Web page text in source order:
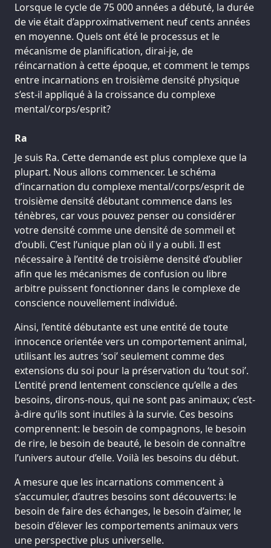
Lorsque le cycle de 75 000 années a débuté, la durée
de vie était d’approximativement neuf cents années
en moyenne. Quels ont été le processus et le
mécanisme de planification, dirai-je, de
réincarnation à cette époque, et comment le temps
entre incarnations en troisième densité physique
s’est-il appliqué à la croissance du complexe
mental/corps/esprit?
Ra
Je suis Ra. Cette demande est plus complexe que la
plupart. Nous allons commencer. Le schéma
d’incarnation du complexe mental/corps/esprit de
troisième densité débutant commence dans les
ténèbres, car vous pouvez penser ou considérer
votre densité comme une densité de sommeil et
d’oubli. C’est l’unique plan où il y a oubli. Il est
nécessaire à l’entité de troisième densité d’oublier
afin que les mécanismes de confusion ou libre
arbitre puissent fonctionner dans le complexe de
conscience nouvellement individué.
Ainsi, l’entité débutante est une entité de toute
innocence orientée vers un comportement animal,
utilisant les autres ‘soi’ seulement comme des
extensions du soi pour la préservation du ‘tout soi’.
L’entité prend lentement conscience qu’elle a des
besoins, dirons-nous, qui ne sont pas animaux; c’est-
à-dire qu’ils sont inutiles à la survie. Ces besoins
comprennent: le besoin de compagnons, le besoin
de rire, le besoin de beauté, le besoin de connaître
l’univers autour d’elle. Voilà les besoins du début.
A mesure que les incarnations commencent à
s’accumuler, d’autres besoins sont découverts: le
besoin de faire des échanges, le besoin d’aimer, le
besoin d’élever les comportements animaux vers
une perspective plus universelle.